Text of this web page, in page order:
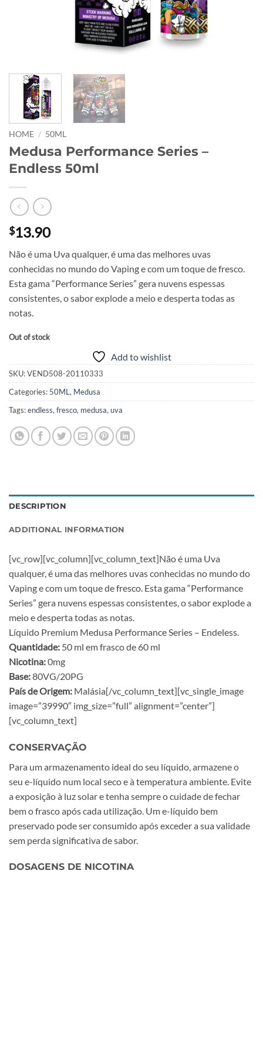
HOME / 50ML
Medusa Performance Series –
Endless 50ml
$13.90
Não é uma Uva qualquer, é uma das melhores uvas
conhecidas no mundo do Vaping e com um toque de fresco.
Esta gama “Performance Series” gera nuvens espessas
consistentes, o sabor explode a meio e desperta todas as
notas.
Out of stock
Add to wishlist
SKU:VEND508-20110333
Categories: 50ML , Medusa
Tags:endless, fresco, medusa, uva
DESCRIPTION
ADDITIONAL INFORMATION
[vc_row][vc_column][vc_column_text]Não é uma Uva
qualquer, é uma das melhores uvas conhecidas no mundo do
Vaping e com um toque de fresco. Esta gama “Performance
Series” gera nuvens espessas consistentes, o sabor explode a
meio e desperta todas as notas.
Líquido Premium Medusa Performance Series – Endeless.
Quantidade: 50 ml em frasco de 60 ml
Nicotina:0mg
Base:80VG/20PG
País de Origem: Malásia[/vc_column_text][vc_single_image
image=”39990″ img_size=”full” alignment=”center”]
[vc_column_text]
CONSERVAÇÃO
Para um armazenamento ideal do seu líquido, armazene o
seu e-líquido num local seco e à temperatura ambiente. Evite
a exposição à luz solar e tenha sempre o cuidade de fechar
bem o frasco após cada utilização. Um e-líquido bem
preservado pode ser consumido após exceder a sua validade
sem perda significativa de sabor.
DOSAGENS DE NICOTINA